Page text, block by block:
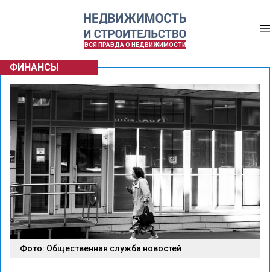
ВСЯ ПРАВДА О НЕДВИЖИМОСТИ
ФИНАНСЫ
Фото: Общественная служба новостей